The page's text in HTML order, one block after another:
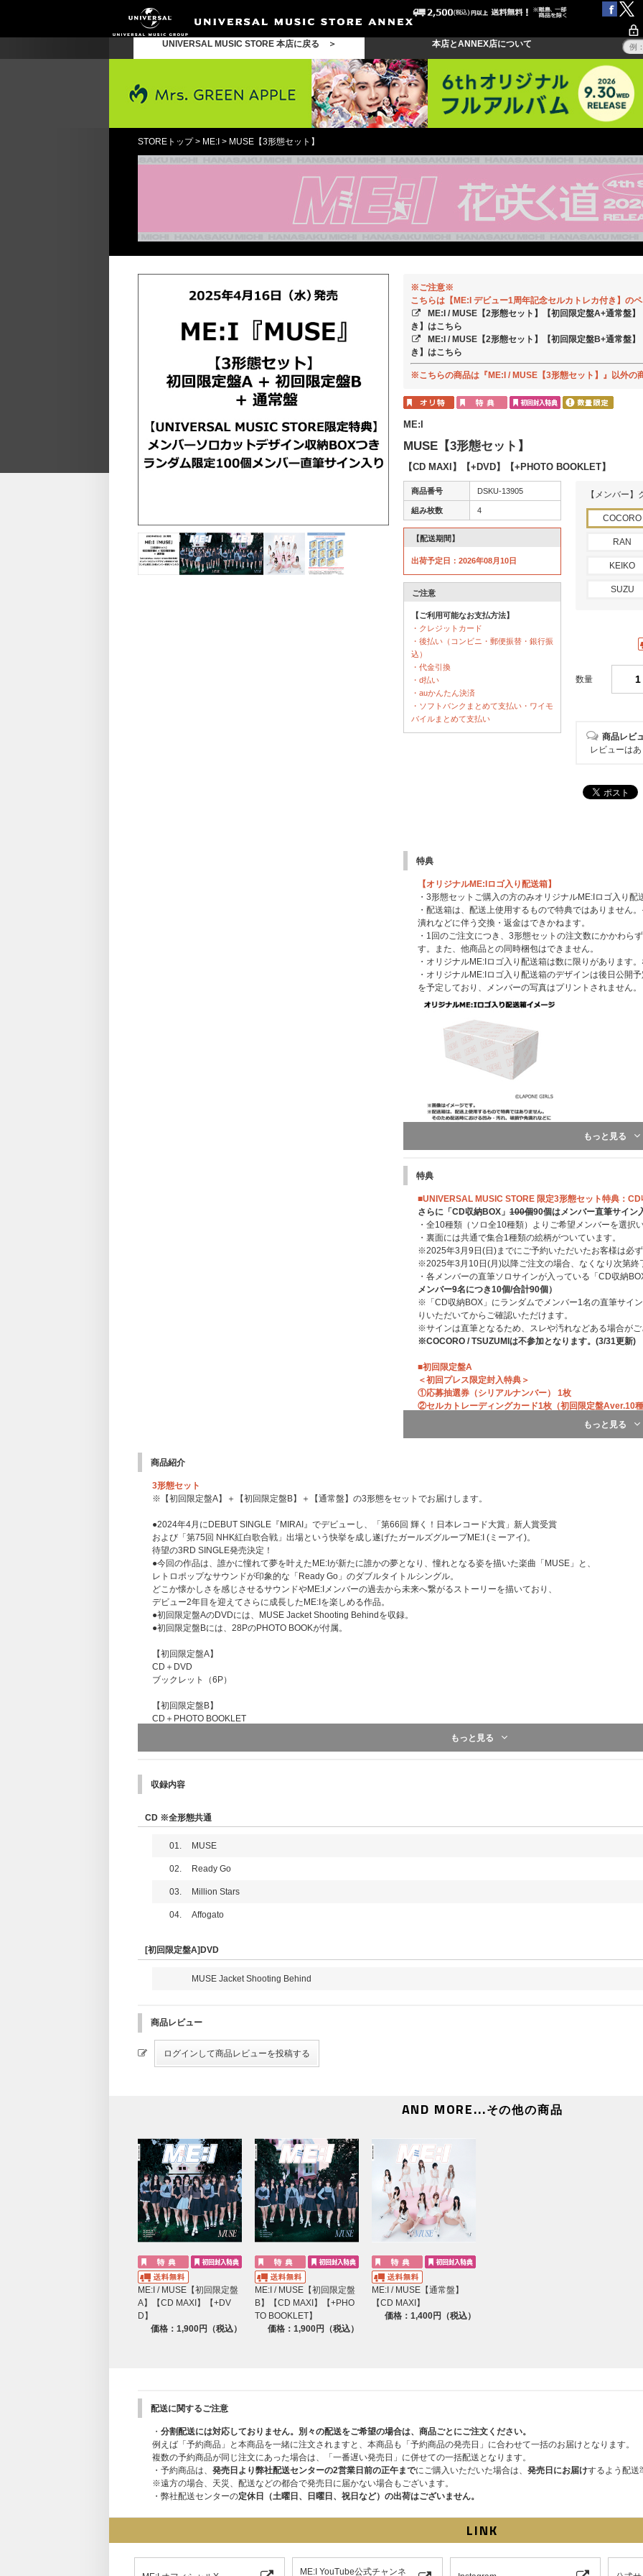
UNIVERSAL MUSIC STORE 本店に戻る ＞ 本店とANNEX店について
STOREトップ> ME:I > MUSE【3形態セット】
※ご注意※
こちらは【ME:I デビュー1周年記念セルカトレカ付き】の
ME:I / MUSE【2形態セット】【初回限定盤A+通常盤
き】はこちら
ME:I / MUSE【2形態セット】【初回限定盤B+通常盤
き】はこちら
※こちらの商品は『ME:I / MUSE【3形態セット】』以外の
ME:I
MUSE【3形態セット】
【CD MAXI】【+DVD】【+PHOTO BOOKLET】
商品番号 DSKU-13905
組み枚数 4
【配送期間】
出荷予定日：2026年08月10日
ご注意
【ご利用可能なお支払方法】
・クレジットカード
・後払い（コンビニ・郵便振替・銀行振
込）
・代金引換
・d払い
・auかんたん決済
・ソフトバンクまとめて支払い・ワイモ
バイルまとめて支払い
【メンバー
COCORO
RAN
KEIKO
SUZU
数量
商品レビ
レビューは
特典
【オリジナルME:Iロゴ入り配送箱】
・3形態セットご購入の方のみオリジナルME:Iロゴ入り配
・配送箱は、配送上使用するもので特典ではありません
潰れなどに伴う交換・返金はできかねます。
・1回のご注文につき、3形態セットの注文数にかかわら
す。また、他商品との同時梱包はできません。
・オリジナルME:Iロゴ入り配送箱は数に限りがあります
・オリジナルME:Iロゴ入り配送箱のデザインは後日公開
を予定しており、メンバーの写真はプリントされません。
もっと見る
特典
■UNIVERSAL MUSIC STORE 限定3形態セット特典：CD
さらに「CD収納BOX」 100個90個はメンバー直筆サイン
・全10種類（ソロ全10種類）よりご希望メンバーを選択
・裏面には共通で集合1種類の絵柄がついています。
※2025年3月9日(日)までにご予約いただいたお客様は必
※2025年3月10日(月)以降ご注文の場合、なくなり次第終
・各メンバーの直筆ソロサインが入っている「CD収納
メンバー9名につき10個/合計90個）
※「CD収納BOX」にランダムでメンバー1名の直筆サイ
りいただいてからご確認いただけます。
※サインは直筆となるため、スレや汚れなどある場合がご
※COCORO / TSUZUMIは不参加となります。(3/31更新)
■初回限定盤A
＜初回プレス限定封入特典＞
①応募抽選券（シリアルナンバー） 1枚
②セルカトレーディングカード1枚（初回限定盤Aver.10種
③コンセプトカード 1枚（10種類から1枚ランダム封入）
③スライドフィルム1枚（10種類から1枚ランダム封入）
■通常盤
＜初回プレス限定封入特典＞
②セルカトレーディングカード1枚（通常盤ver.10種類か
③ロゴステッカーセット（全2種類封入）
了承ください。
もっと見る
商品紹介
3形態セット
※【初回限定盤A】＋【初回限定盤B】＋【通常盤】の3形態をセットでお届けします。
●2024年4月にDEBUT SINGLE『MIRAI』でデビューし、「第66回 輝く！日本レコード大賞」新人賞受賞
および「第75回 NHK紅白歌合戦」出場という快挙を成し遂げたガールズグループME:I (ミーアイ)。
待望の3RD SINGLE発売決定！
●今回の作品は、誰かに憧れて夢を叶えたME:Iが新たに誰かの夢となり、憧れとなる姿を描いた楽曲「MUSE」と、
レトロポップなサウンドが印象的な「Ready Go」のダブルタイトルシングル。
どこか懐かしさを感じさせるサウンドやME:Iメンバーの過去から未来へ繋がるストーリーを描いており、
デビュー2年目を迎えてさらに成長したME:Iを楽しめる作品。
●初回限定盤AのDVDには、MUSE Jacket Shooting Behindを収録。
●初回限定盤Bには、28PのPHOTO BOOKが付属。
【初回限定盤A】
CD＋DVD
ブックレット（6P）
【初回限定盤B】
CD＋PHOTO BOOKLET
ブックレット（8P）
もっと見る
収録内容
CD ※全形態共通
01. MUSE
02. Ready Go
03. Million Stars
04. Affogato
[初回限定盤A]DVD
MUSE Jacket Shooting Behind
商品レビュー
AND MORE...その他の商品
ME:I / MUSE【初回限定盤
A】【CD MAXI】【+DV
D】
価格：1,900円（税込）
ME:I / MUSE【初回限定盤
B】【CD MAXI】【+PHO
TO BOOKLET】
価格：1,900円（税込）
ME:I / MUSE【通常盤】
【CD MAXI】
価格：1,400円（税込）
配送に関するご注意
・ 分割配送には対応しておりません。別々の配送をご希望の場合は、商品ごとにご注文ください。
例えば「予約商品」と本商品を一緒に注文されますと、本商品も「予約商品の発売日」に合わせて一括のお届けとなります。
複数の予約商品が同じ注文にあった場合は、「一番遅い発売日」に併せての一括配送となります。
・予約商品は、 発売日より弊社配送センターの2営業日前の正午までにご購入いただいた場合は、 発売日にお届けするよう配送
※遠方の場合、天災、配送などの都合で発売日に届かない場合もございます。
・弊社配送センターの定休日（土曜日、日曜日、祝日など）の出荷はございません。
LINK
ME:I YouTube公式チャンネ